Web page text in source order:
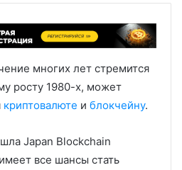
многих лет стремится
росту 1980-х, может
криптовалюте и блокчейну.
Japan Blockchain
все шансы стать